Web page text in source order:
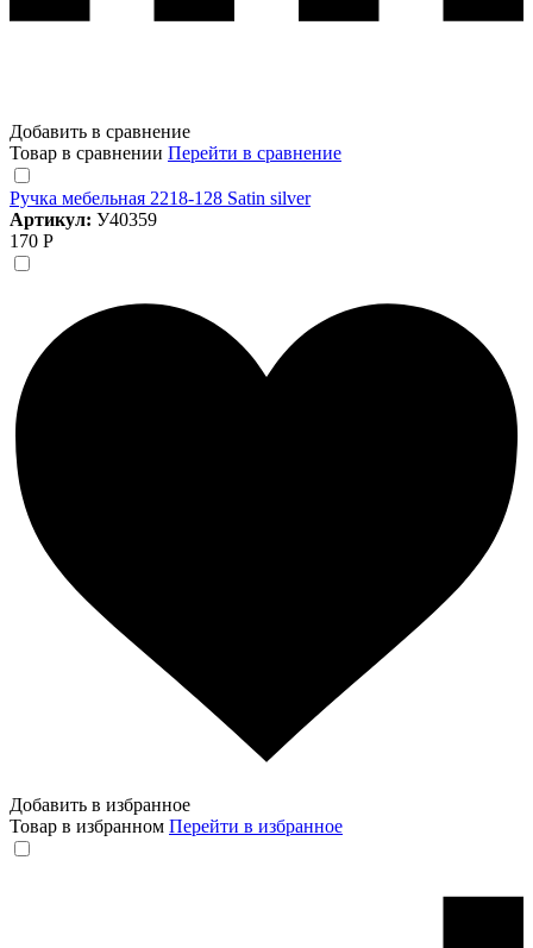
Добавить в сравнение
Товар в сравнении Перейти в сравнение
Ручка мебельная 2218-128 Satin silver
Артикул: У40359
170 Р
Добавить в избранное
Товар в избранном Перейти в избранное